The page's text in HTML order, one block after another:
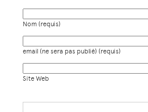
Nom (requis)
email (ne sera pas publié) (requis)
Site Web